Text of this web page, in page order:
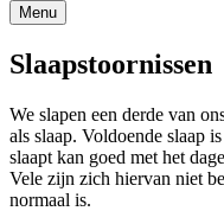
Menu
Slaapstoornissen
We slapen een derde van
als slaap. Voldoende slaap
slaapt kan goed met het
Vele zijn zich hiervan niet
normaal is.